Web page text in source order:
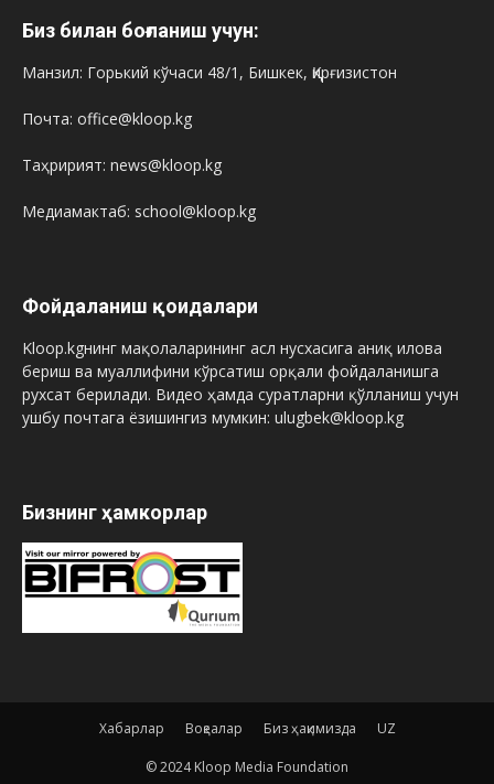
Биз билан боғланиш учун:
Манзил: Горький кўчаси 48/1, Бишкек, Қирғизистон
Почта: office@kloop.kg
Таҳририят: news@kloop.kg
Медиамактаб: school@kloop.kg
Фойдаланиш қоидалари
Kloop.kgнинг мақолаларининг асл нусхасига аниқ илова
бериш ва муаллифини кўрсатиш орқали фойдаланишга
рухсат берилади. Видео ҳамда суратларни қўлланиш учун
ушбу почтага ёзишингиз мумкин: ulugbek@kloop.kg
Бизнинг ҳамкорлар
Хабарлар Воқеалар Биз ҳақимизда UZ
© 2024 Kloop Media Foundation